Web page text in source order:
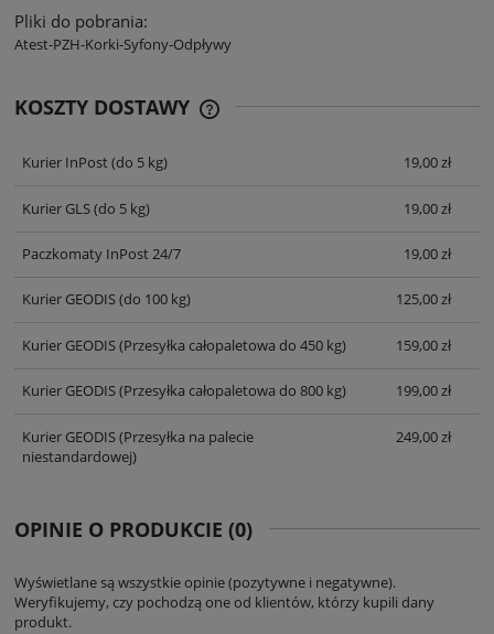
Pliki do pobrania:
Atest-PZH-Korki-Syfony-Odpływy
KOSZTY DOSTAWY
Kurier InPost(do 5 kg) 19,00 zł
Kurier GLS(do 5 kg) 19,00 zł
Paczkomaty InPost 24/7 19,00 zł
Kurier GEODIS(do 100 kg) 125,00 zł
Kurier GEODIS(Przesyłka całopaletowa do 450 kg) 159,00 zł
Kurier GEODIS(Przesyłka całopaletowa do 800 kg) 199,00 zł
Kurier GEODIS(Przesyłka na palecie
niestandardowej)
249,00 zł
OPINIE O PRODUKCIE (0)
Wyświetlane są wszystkie opinie (pozytywne i negatywne).
Weryfikujemy, czy pochodzą one od klientów, którzy kupili dany
produkt.